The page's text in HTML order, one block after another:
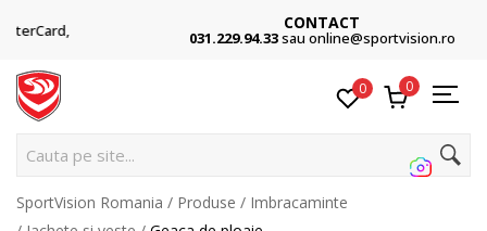
031.229.94.33sau online@sportvision.ro
0 0
Cauta pe site...
SportVision Romania Produse
Imbracaminte